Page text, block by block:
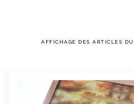
AFFICHAGE DES ARTICLES